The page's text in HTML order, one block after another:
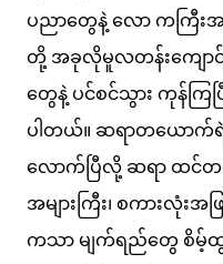
ပညာတွေနဲ့ လော ကကြီးအ
တို့ အခုလိုမူလတန်းကျော
တွေနဲ့ ပင်စင်သွား ကုန်ကြ
ပါတယ်။ ဆရာတယောက်ရဲ့
လောက်ပြီလို့ ဆရာ ထင်တ
အများကြီး၊ စကားလုံ
ကသာ မျက်ရည်တွေ စိမ့်